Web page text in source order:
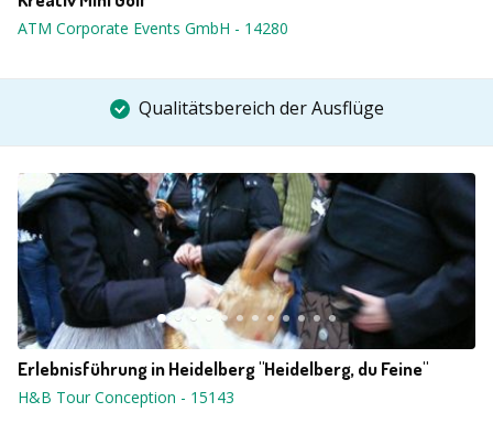
ATM Corporate Events GmbH - 14280
Qualitätsbereich der Ausflüge
Erlebnisführung in Heidelberg "Heidelberg, du Feine"
H&B Tour Conception - 15143